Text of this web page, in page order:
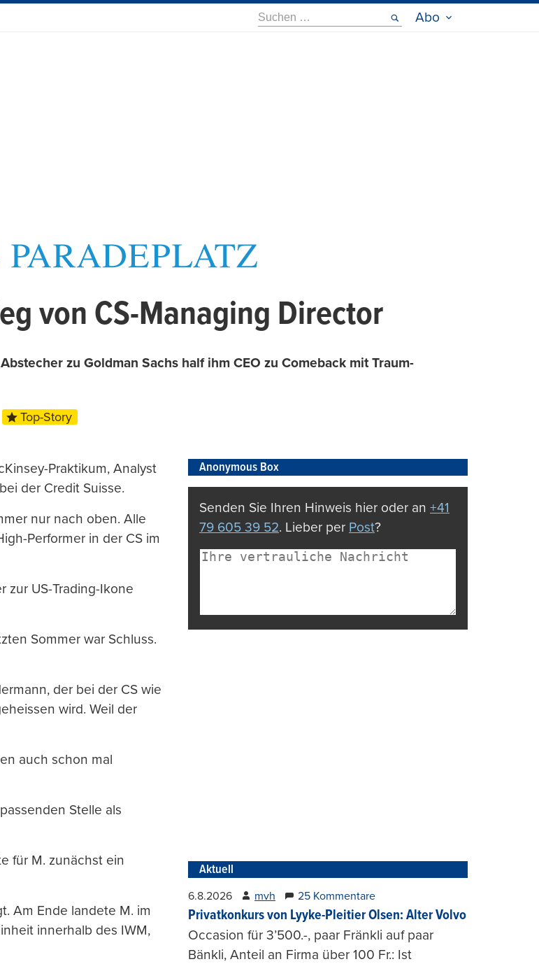
Suche
nach:
Abo
von CS-Managing Director
zu Goldman Sachs half ihm CEO zu Comeback mit Traum-
Top-Story
Praktikum, Analyst
der Credit Suisse.
nur nach oben. Alle
Performer in der CS im
zur US-Trading-Ikone
Sommer war Schluss.
der bei der CS wie
wird. Weil der
auch schon mal
Stelle als
für M. zunächst ein
Am Ende landete M. im
innerhalb des IWM,
Anonymous Box
Senden Sie Ihren Hinweis hier oder an +41
79 605 39 52. Lieber per Post?
Aktuell
6.8.2026 mvh 25 Kommentare
Privatkonkurs von Lyyke-Pleitier Olsen: Alter Volvo
Occasion für 3’500.-, paar Fränkli auf paar
Bänkli, Anteil an Firma über 100 Fr.: Ist